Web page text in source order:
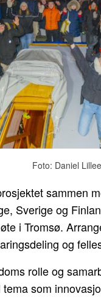
Foto: Daniel
sammen
Sverige og
i Tromsø.
og
rolle og
som